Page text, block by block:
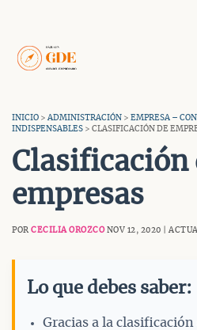
contenido
INICIO >ADMINISTRACIÓN > EMPRESA –
INDISPENSABLES > CLASIFICACIÓN DE
Clasificación
empresas
POR CECILIA OROZCONOV 12, 2020 |
Lo que debes saber:
Gracias a la